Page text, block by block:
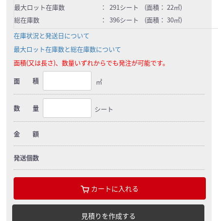
最大ロット在庫数
：
291シート (面積： 22㎡)
総在庫数
：
396シート (面積： 30㎡)
在庫状況と発送日について
最大ロット在庫数と総在庫数について
面積(又は長さ)、数量いずれからでも発注が可能です。
面 積
㎡
数 量 シート
金 額
発送個数
カートに入れる
見積りを作成する